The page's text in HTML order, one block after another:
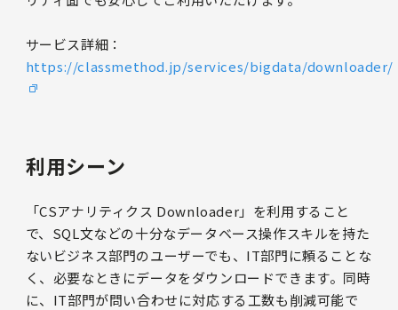
サービス詳細：
https://classmethod.jp/services/bigdata/downloader/
利用シーン
「CSアナリティクス Downloader」を利用すること
で、SQL文などの十分なデータベース操作スキルを持た
ないビジネス部門のユーザーでも、IT部門に頼ることな
く、必要なときにデータをダウンロードできます。同時
に、IT部門が問い合わせに対応する工数も削減可能で